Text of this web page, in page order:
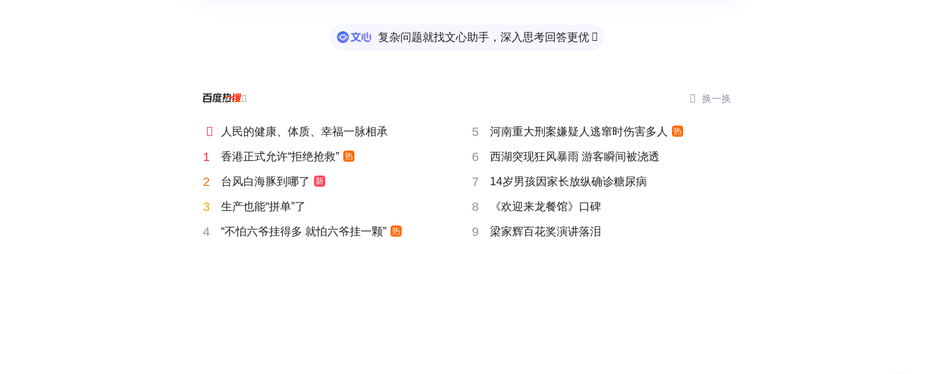
复杂问题就找文心助手，深入思考回答更优 
  换一换
 人民的健康、体质、幸福一脉相承 5 河南重大刑案嫌疑人逃窜时伤害多人 热
1 香港正式允许“拒绝抢救” 热 6 西湖突现狂风暴雨 游客瞬间被浇透
2 台风白海豚到哪了 新 7 14岁男孩因家长放纵确诊糖尿病
3 生产也能“拼单”了 8 《欢迎来龙餐馆》口碑
4 “不怕六爷挂得多 就怕六爷挂一颗” 热 9 梁家辉百花奖演讲落泪